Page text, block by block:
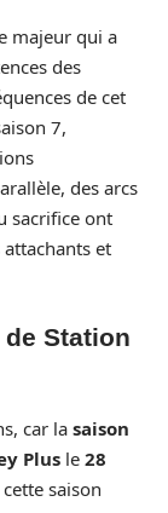
majeur qui a
des
de cet
7,
des arcs
sacrifice ont
et
Station
car la saison
Plus le 28
saison